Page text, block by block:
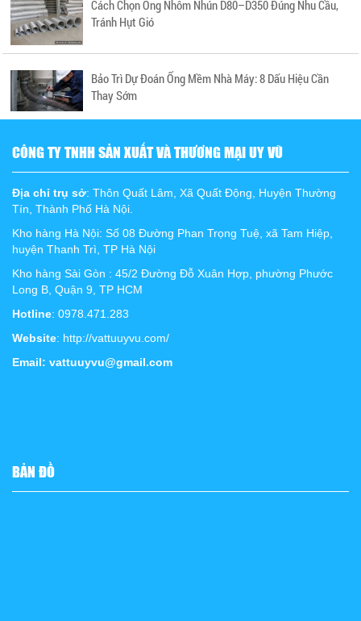
Cách Chọn Ống Nhôm Nhún D80–D350 Đúng Nhu Cầu,
Tránh Hụt Gió
Bảo Trì Dự Đoán Ống Mềm Nhà Máy: 8 Dấu Hiệu Cần
Thay Sớm
CÔNG TY TNHH SẢN XUẤT VÀ THƯƠNG MẠI UY VŨ
Địa chỉ trụ sở: Thôn Quất Lâm, Xã Quất Động, Huyện Thường
Tín, Thành Phố Hà Nội.
Kho hàng Hà Nội: Số 08 Đường Phan Trọng Tuệ, xã Tam Hiệp,
huyện Thanh Trì, TP Hà Nội
Kho hàng Sài Gòn : 45/2 Đường Đỗ Xuân Hợp, phường Phước
Long B, Quận 9, TP HCM
Hotline: 0978.471.283
Website: http://vattuuyvu.com/
Email: vattuuyvu@gmail.com
BẢN ĐỒ